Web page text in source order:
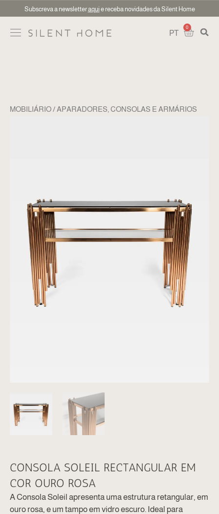
Subscreva a newsletteraqui e receba novidades da Silent Home
PT
0
MOBILIÁRIO APARADORES, CONSOLAS E ARMÁRIOS
CONSOLA SOLEIL RECTANGULAR EM
COR OURO ROSA
A Consola Soleil apresenta uma estrutura retangular, em
ouro rosa, e um tampo em vidro escuro. Ideal para